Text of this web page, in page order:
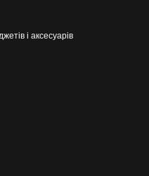
і аксесуарів